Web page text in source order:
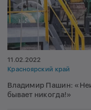
11.02.2022
Красноярский край
Владимир Пашин:
бывает никогда!»